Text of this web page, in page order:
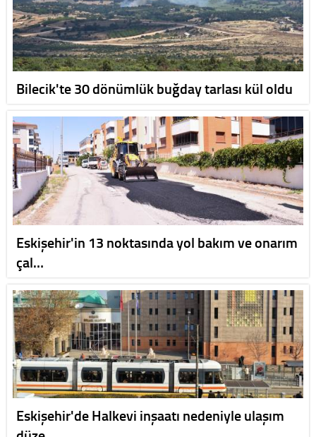
Bilecik'te 30 dönümlük buğday tarlası kül oldu
Eskişehir'in 13 noktasında yol bakım ve onarım
çal…
Eskişehir'de Halkevi inşaatı nedeniyle ulaşım